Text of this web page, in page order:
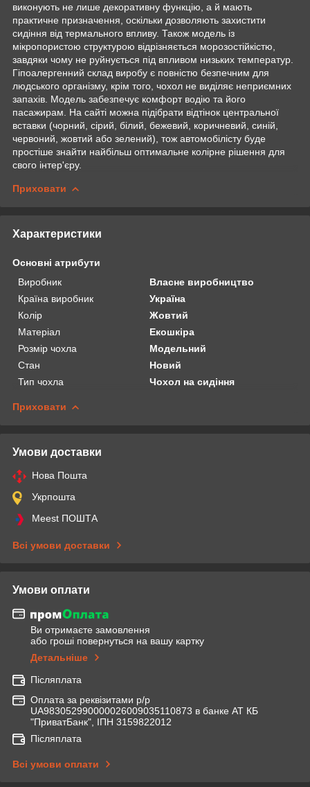
виконують не лише декоративну функцію, а й мають
практичне призначення, оскільки дозволяють захистити
сидіння від термального впливу. Також модель із
мікропористою структурою відрізняється морозостійкістю,
завдяки чому не руйнується під впливом низьких температур.
Гіпоалергенний склад виробу є повністю безпечним для
людського організму, крім того, чохол не виділяє неприємних
запахів. Модель забезпечує комфорт водію та його
пасажирам. На сайті можна підібрати відтінок центральної
вставки (чорний, сірий, білий, бежевий, коричневий, синій,
червоний, жовтий або зелений), тож автомобілісту буде
простіше знайти найбільш оптимальне колірне рішення для
свого інтер'єру.
Приховати
Характеристики
Основні атрибути
Виробник
Власне виробництво
Країна виробник
Україна
Колір
Жовтий
Матеріал
Екошкіра
Розмір чохла
Модельний
Стан
Новий
Тип чохла
Чохол на сидіння
Приховати
Умови доставки
Нова Пошта
Укрпошта
Meest ПОШТА
Всі умови доставки
Умови оплати
Ви отримаєте замовлення
або гроші повернуться на вашу картку
Детальніше
Післяплата
Оплата за реквізитами р/р
UA983052990000026009035110873 в банке АТ КБ
"ПриватБанк", ІПН 3159822012
Післяплата
Всі умови оплати